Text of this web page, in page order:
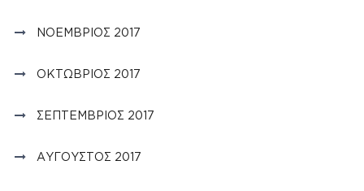
ΝΟΈΜΒΡΙΟΣ 2017
ΟΚΤΏΒΡΙΟΣ 2017
ΣΕΠΤΈΜΒΡΙΟΣ 2017
ΑΎΓΟΥΣΤΟΣ 2017